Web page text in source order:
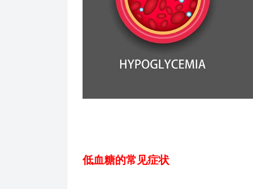
低血糖的常见症状